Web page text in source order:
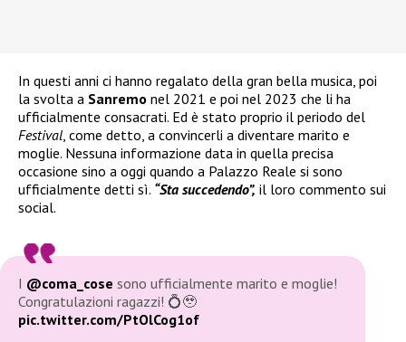
In questi anni ci hanno regalato della gran bella musica, poi
la svolta a Sanremo nel 2021 e poi nel 2023 che li ha
ufficialmente consacrati. Ed è stato proprio il periodo del
Festival, come detto, a convincerli a diventare marito e
moglie. Nessuna informazione data in quella precisa
occasione sino a oggi quando a Palazzo Reale si sono
ufficialmente detti sì. “Sta succedendo”, il loro commento sui
social.
I @coma_cose sono ufficialmente marito e moglie!
Congratulazioni ragazzi! 💍🥹
pic.twitter.com/PtOlCog1of